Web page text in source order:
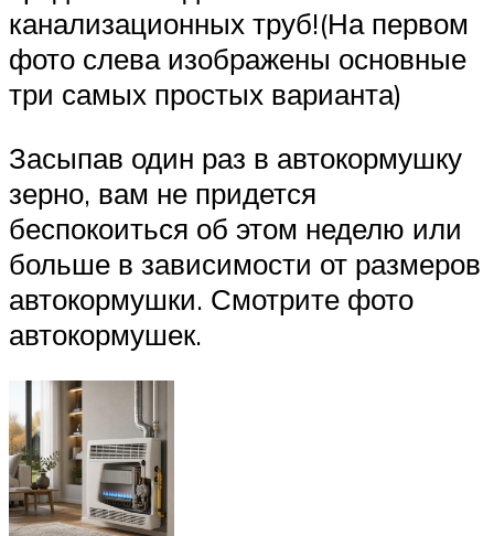
канализационных труб!(На первом
фото слева изображены основные
три самых простых варианта)
Засыпав один раз в автокормушку
зерно, вам не придется
беспокоиться об этом неделю или
больше в зависимости от размеров
автокормушки. Смотрите фото
автокормушек.